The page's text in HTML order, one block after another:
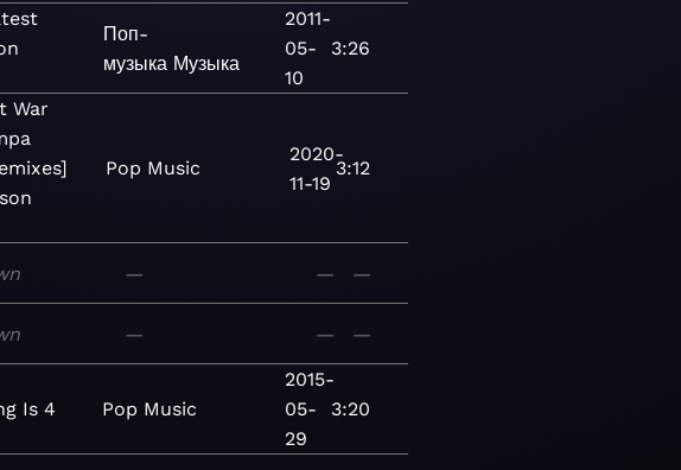
Поп-
музыка Музыка
2011-
05-
10
3:26
War
Pop Music
2020-
11-19
3:12
— — —
— — —
Is 4 Pop Music
2015-
05-
29
3:20